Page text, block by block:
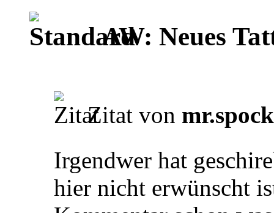
AW: Neues
Zitat von
Irgendwer hat
hier nicht erwünscht